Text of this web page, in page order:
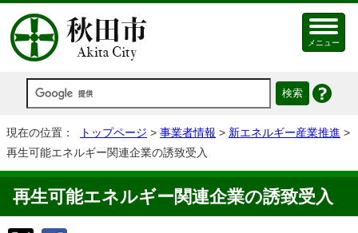
メニュー
現在の位置： トップページ > 事業者情報 > 新エネルギー産業推進 >
再生可能エネルギー関連企業の誘致受入
再生可能エネルギー関連企業の誘致受入